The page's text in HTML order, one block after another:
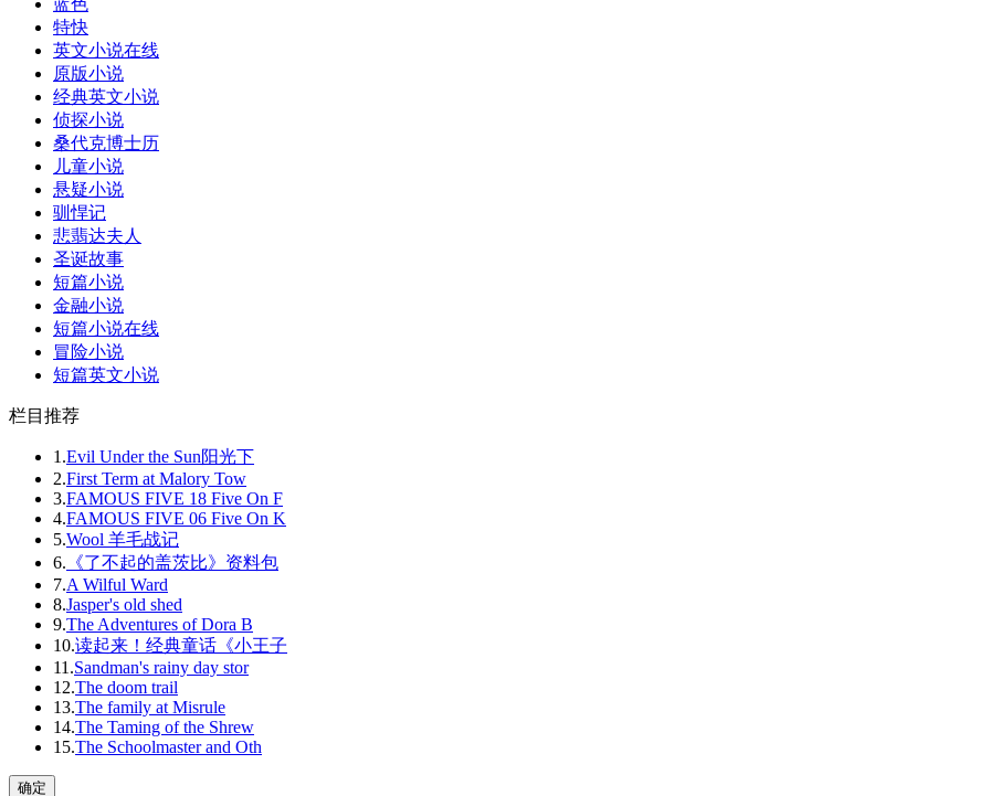
特快
英文小说在线
原版小说
经典英文小说
侦探小说
桑代克博士历
儿童小说
悬疑小说
驯悍记
悲翡达夫人
圣诞故事
短篇小说
金融小说
短篇小说在线
冒险小说
短篇英文小说
栏目推荐
1.Evil Under the Sun阳光下
2.First Term at Malory Tow
3.FAMOUS FIVE 18 Five On F
4.FAMOUS FIVE 06 Five On K
5.Wool 羊毛战记
6. 《了不起的盖茨比》资料包
7.A Wilful Ward
8.Jasper's old shed
9.The Adventures of Dora B
10.读起来！经典童话《小王子
11.Sandman's rainy day stor
12.The doom trail
13.The family at Misrule
14.The Taming of the Shrew
15.The Schoolmaster and Oth